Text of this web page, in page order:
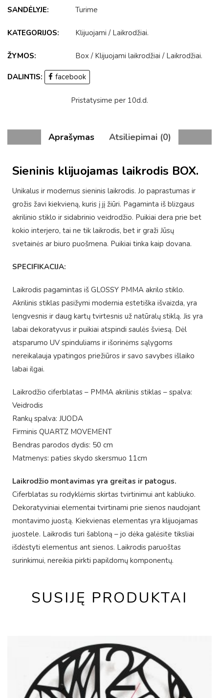
SANDĖLYJE: Turime
KATEGORIJOS: Klijuojami / Laikrodžiai.
ŽYMOS: Box / Klijuojami laikrodžiai / Laikrodžiai.
DALINTIS: facebook
Pristatysime per 10d.d.
Aprašymas Atsiliepimai (0)
Sieninis klijuojamas laikrodis BOX.
Unikalus ir modernus sieninis laikrodis. Jo paprastumas ir
grožis žavi kiekvieną, kuris į jį žiūri. Pagaminta iš blizgaus
akrilinio stiklo ir sidabrinio veidrodžio. Puikiai dera prie bet
kokio interjero, tai ne tik laikrodis, bet ir graži Jūsų
svetainės ar biuro puošmena. Puikiai tinka kaip dovana.
SPECIFIKACIJA:
Laikrodis pagamintas iš GLOSSY PMMA akrilo stiklo.
Akrilinis stiklas pasižymi modernia estetiška išvaizda, yra
lengvesnis ir daug kartų tvirtesnis už natūralų stiklą. Jis yra
labai dekoratyvus ir puikiai atspindi saulės šviesą. Dėl
atsparumo UV spinduliams ir išorinėms sąlygoms
nereikalauja ypatingos priežiūros ir savo savybes išlaiko
labai ilgai.
Laikrodžio ciferblatas – PMMA akrilinis stiklas – spalva:
Veidrodis
Rankų spalva: JUODA
Firminis QUARTZ MOVEMENT
Bendras parodos dydis: 50 cm
Matmenys: paties skydo skersmuo 11cm
Laikrodžio montavimas yra greitas ir patogus.
Ciferblatas su rodyklėmis skirtas tvirtinimui ant kabliuko.
Dekoratyviniai elementai tvirtinami prie sienos naudojant
montavimo juostą. Kiekvienas elementas yra klijuojamas
juostele. Laikrodis turi šabloną – jo dėka galėsite tiksliai
išdėstyti elementus ant sienos. Laikrodis paruoštas
surinkimui, nereikia pirkti papildomų komponentų.
SUSIJĘ PRODUKTAI